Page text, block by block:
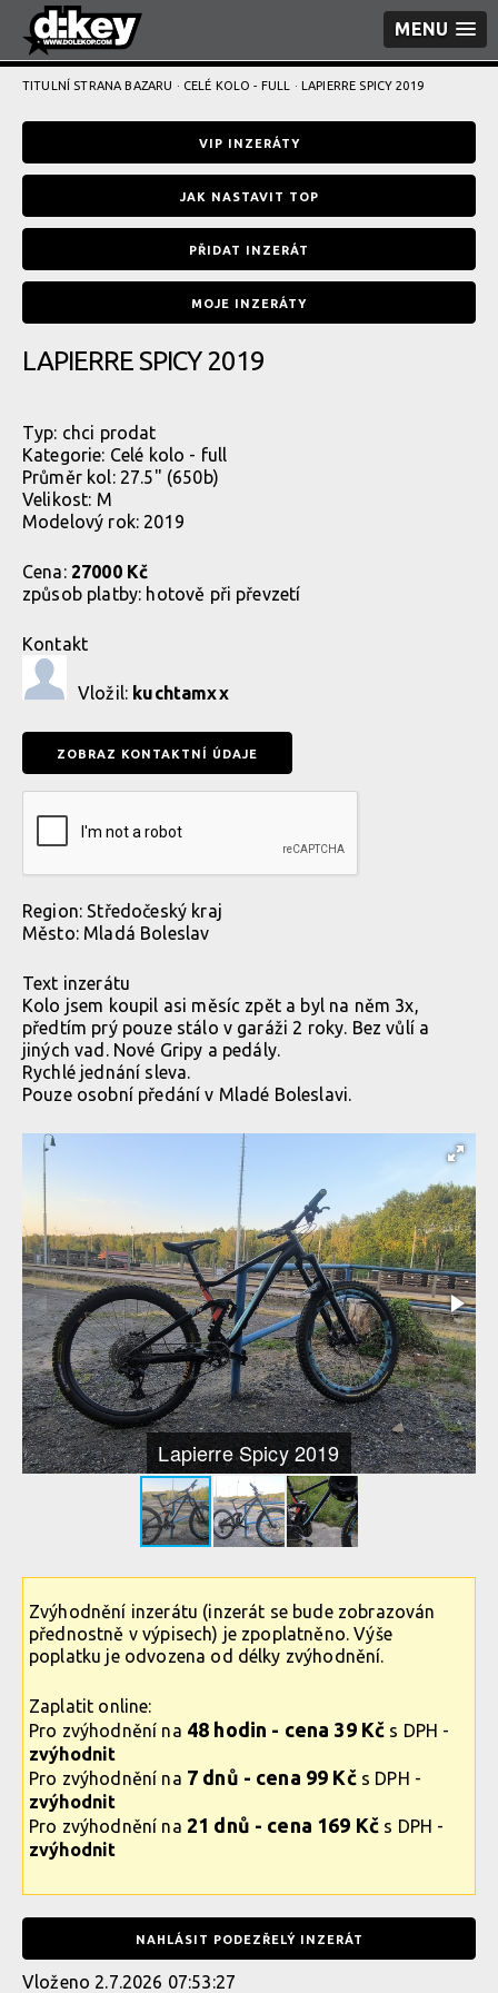
MENU
TITULNÍ STRANA BAZARU · CELÉ KOLO - FULL · LAPIERRE SPICY 2019
VIP INZERÁTY
JAK NASTAVIT TOP
PŘIDAT INZERÁT
MOJE INZERÁTY
LAPIERRE SPICY 2019
Typ: chci prodat
Kategorie: Celé kolo - full
Průměr kol: 27.5" (650b)
Velikost: M
Modelový rok: 2019
Cena: 27000 Kč
způsob platby: hotově při převzetí
Kontakt
Vložil: kuchtamxx
Region: Středočeský kraj
Město: Mladá Boleslav
Text inzerátu
Kolo jsem koupil asi měsíc zpět a byl na něm 3x,
předtím prý pouze stálo v garáži 2 roky. Bez vůlí a
jiných vad. Nové Gripy a pedály.
Rychlé jednání sleva.
Pouze osobní předání v Mladé Boleslavi.
Lapierre Spicy 2019
Zvýhodnění inzerátu (inzerát se bude zobrazován
přednostně v výpisech) je zpoplatněno. Výše
poplatku je odvozena od délky zvýhodnění.
Zaplatit online:
Pro zvýhodnění na 48 hodin - cena 39 Kč s DPH -
zvýhodnit
Pro zvýhodnění na 7 dnů - cena 99 Kčs DPH -
zvýhodnit
Pro zvýhodnění na 21 dnů - cena 169 Kč s DPH -
zvýhodnit
NAHLÁSIT PODEZŘELÝ INZERÁT
Vloženo 2.7.2026 07:53:27